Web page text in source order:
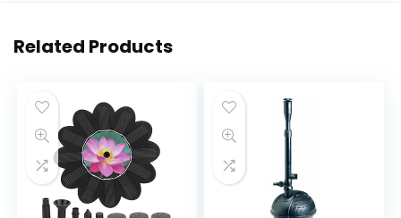
Related Products